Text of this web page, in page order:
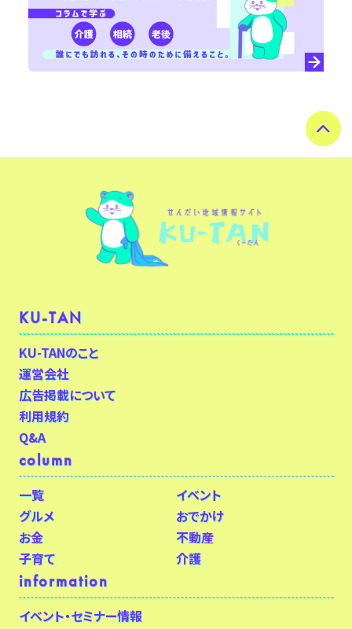
KU-TAN
KU-TANのこと
運営会社
広告掲載について
利用規約
Q&A
column
一覧
イベント
グルメ
おでかけ
お金
不動産
子育て
介護
information
イベント・セミナー情報